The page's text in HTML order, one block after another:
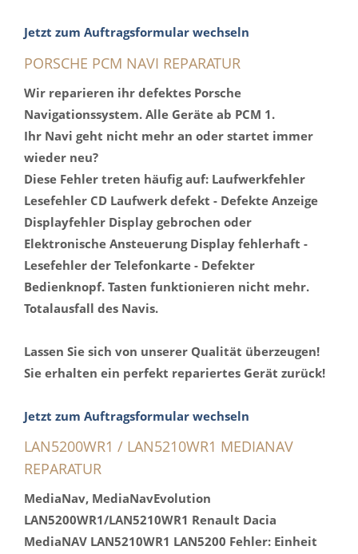
Jetzt zum Auftragsformular wechseln
PORSCHE PCM NAVI REPARATUR
Wir reparieren ihr defektes Porsche
Navigationssystem. Alle Geräte ab PCM 1.
Ihr Navi geht nicht mehr an oder startet immer
wieder neu?
Diese Fehler treten häufig auf: Laufwerkfehler
Lesefehler CD Laufwerk defekt - Defekte Anzeige
Displayfehler Display gebrochen oder
Elektronische Ansteuerung Display fehlerhaft -
Lesefehler der Telefonkarte - Defekter
Bedienknopf. Tasten funktionieren nicht mehr.
Totalausfall des Navis.
Lassen Sie sich von unserer Qualität überzeugen!
Sie erhalten ein perfekt repariertes Gerät zurück!
Jetzt zum Auftragsformular wechseln
LAN5200WR1 / LAN5210WR1 MEDIANAV
REPARATUR
MediaNav, MediaNavEvolution
LAN5200WR1/LAN5210WR1 Renault Dacia
MediaNAV LAN5210WR1 LAN5200 Fehler: Einheit